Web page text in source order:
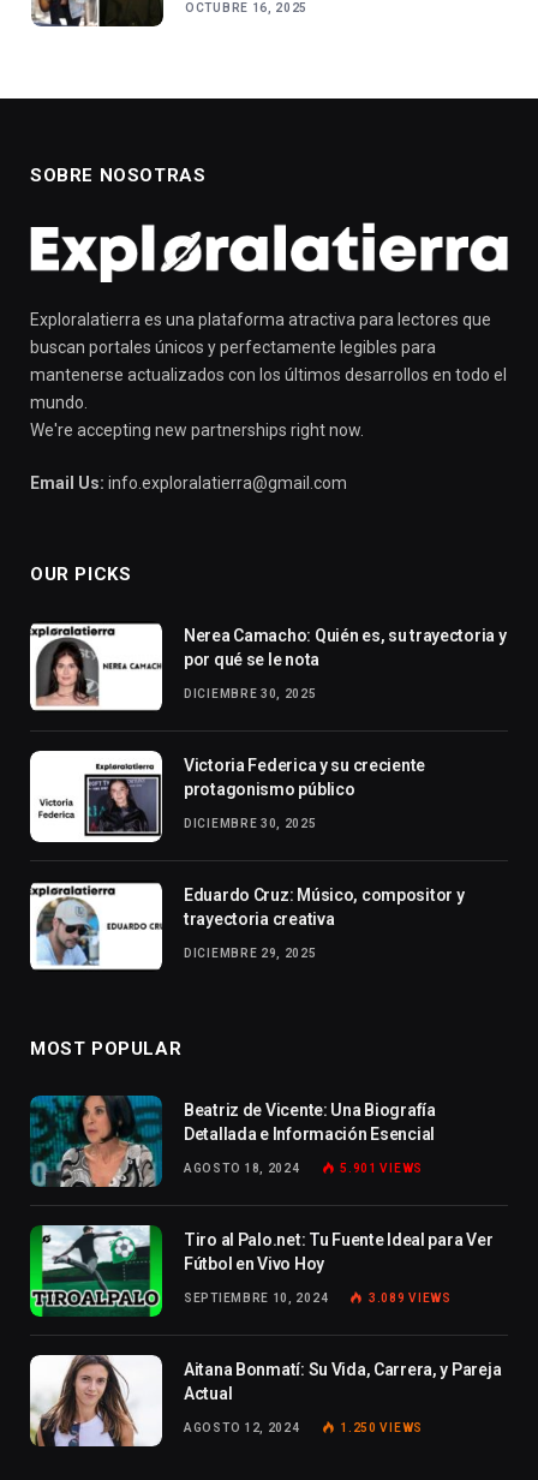
OCTUBRE 16, 2025
SOBRE NOSOTRAS
Exploralatierra es una plataforma atractiva para lectores que
buscan portales únicos y perfectamente legibles para
mantenerse actualizados con los últimos desarrollos en todo el
mundo.
We're accepting new partnerships right now.
Email Us: info.exploralatierra@gmail.com
OUR PICKS
Nerea Camacho: Quién es, su trayectoria y
por qué se le nota
DICIEMBRE 30, 2025
Victoria Federica y su creciente
protagonismo público
DICIEMBRE 30, 2025
Eduardo Cruz: Músico, compositor y
trayectoria creativa
DICIEMBRE 29, 2025
MOST POPULAR
Beatriz de Vicente: Una Biografía
Detallada e Información Esencial
AGOSTO 18, 2024 5.901VIEWS
Tiro al Palo.net: Tu Fuente Ideal para Ver
Fútbol en Vivo Hoy
SEPTIEMBRE 10, 2024 3.089VIEWS
Aitana Bonmatí: Su Vida, Carrera, y Pareja
Actual
AGOSTO 12, 2024 1.250VIEWS